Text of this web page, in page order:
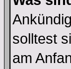
solltest
am